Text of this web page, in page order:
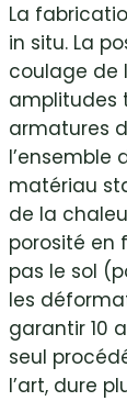
La
in situ. La
coulage de
amplitudes
armatures
l’ensemble
matériau
de la
porosité en
pas le sol
les
garantir 10
seul
l’art, dure